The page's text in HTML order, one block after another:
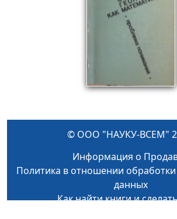
© ООО "НАУКУ-ВСЕМ"
Информация о
Политика в отношении
данных
Как найти книги и